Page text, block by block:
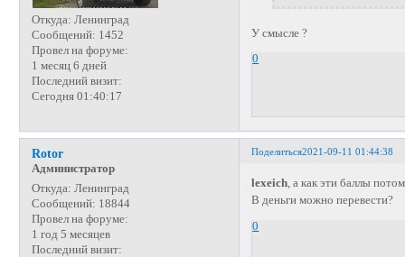
Откуда: Ленинград
Сообщений: 1452
Провел на форуме:
1 месяц 6 дней
Последний визит:
Сегодня 01:40:17
У смысле ?
0
Поделиться2021-09-11 01:44:38
Rotor
Администратор
Откуда: Ленинград
Сообщений: 18844
Провел на форуме:
1 год 5 месяцев
Последний визит:
lexeich , а как эти баллы
В деньги можно перевести?
0